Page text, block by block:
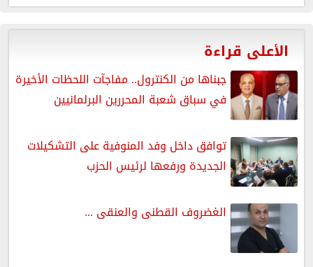
الأعلى قراءة
جبناها من الكنترول.. مفاجآت اللحظات الأخيرة
في سباق شعبة المحررين البرلمانيين
توافق داخل وفد المنوفية على التشكيلات
الجديدة ورفعها لرئيس الحزب
الغضروف القطنى والعنقى ...